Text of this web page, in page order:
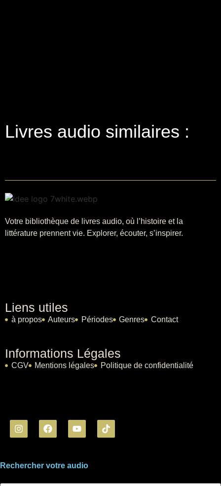
Livres audio similaires :
Votre bibliothèque de livres audio, où l’histoire et la
littérature prennent vie. Explorer, écouter, s’inspirer.
Liens utiles
à propos Auteurs Périodes Genres Contact
Informations Légales
CGV Mentions légales Politique de confidentialité
Rechercher votre audio